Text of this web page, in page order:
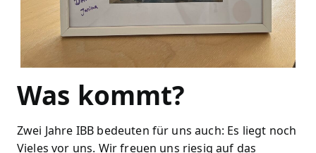
Was kommt?
Zwei Jahre IBB bedeuten für uns auch: Es liegt noch
Vieles vor uns. Wir freuen uns riesig auf das